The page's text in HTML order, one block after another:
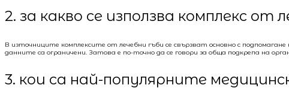
2. за какво се използва комплекс от
В източниците комплексите от лечебни гъби се свързват основно с
данните са ограничени. Затова е по-точно да се говори за обща подкрепа на
3. кои са най-популярните